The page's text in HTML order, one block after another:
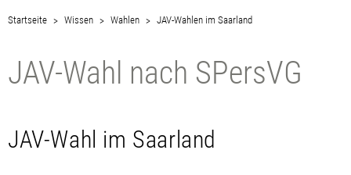
Startseite Wissen Wahlen JAV-Wahlen im Saarland
JAV-Wahl nach SPersVG
JAV-Wahl im Saarland